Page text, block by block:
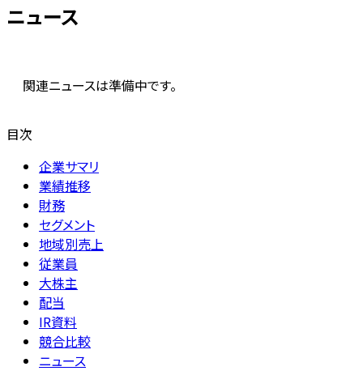
ニュース
関連ニュースは準備中です。
目次
企業サマリ
業績推移
財務
セグメント
地域別売上
従業員
大株主
配当
IR資料
競合比較
ニュース